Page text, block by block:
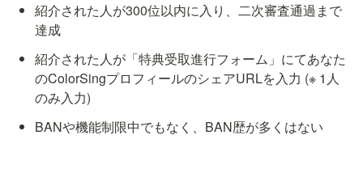
紹介された人が300位以内に入り、二次審査通過まで
達成
紹介された人が「特典受取進行フォーム」にてあなた
のColorSingプロフィールのシェアURLを入力 (※ 1人
のみ入力)
BANや機能制限中でもなく、BAN歴が多くはない